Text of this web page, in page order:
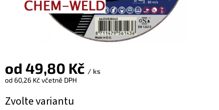
od 49,80 Kč / ks
od 60,26 Kčvčetně DPH
cena:
Zvolte variantu